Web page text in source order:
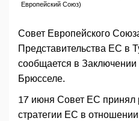
Европейский Союз)
Совет Европейского
Представительства ЕС в
сообщается в
Брюсселе.
17 июня Совет ЕС принял
стратегии ЕС в